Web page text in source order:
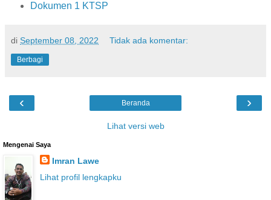
Dokumen 1 KTSP
di September 08, 2022 Tidak ada komentar:
Berbagi
‹ ›
Beranda
Lihat versi web
Mengenai Saya
Imran Lawe
Lihat profil lengkapku